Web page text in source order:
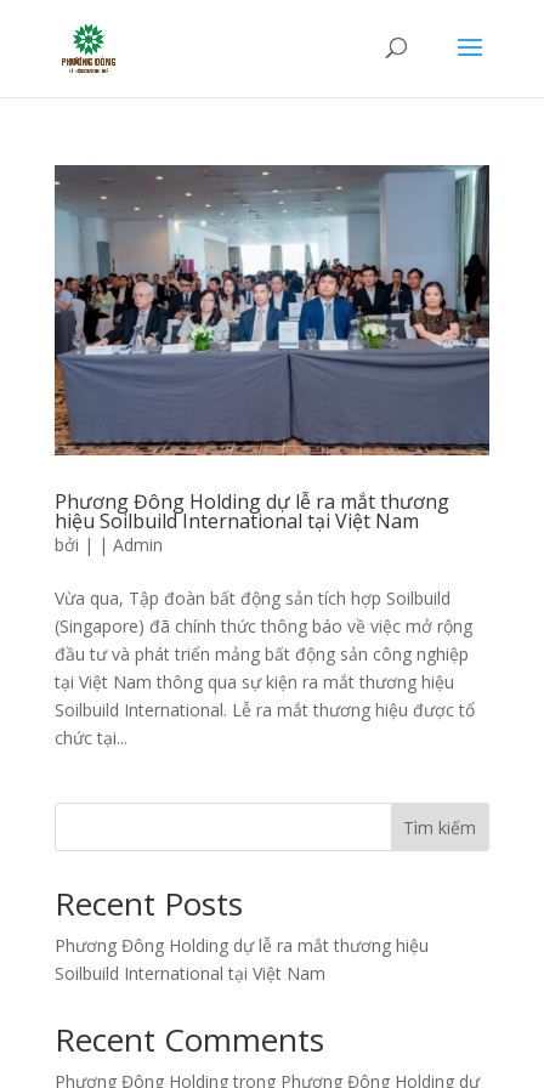
Phương Đông Holding dự lễ ra mắt thương
hiệu Soilbuild International tại Việt Nam
bởi | | Admin
Vừa qua, Tập đoàn bất động sản tích hợp Soilbuild
(Singapore) đã chính thức thông báo về việc mở rộng
đầu tư và phát triển mảng bất động sản công nghiệp
tại Việt Nam thông qua sự kiện ra mắt thương hiệu
Soilbuild International. Lễ ra mắt thương hiệu được tổ
chức tại...
Tìm kiếm
Recent Posts
Phương Đông Holding dự lễ ra mắt thương hiệu
Soilbuild International tại Việt Nam
Recent Comments
Phương Đông Holdingtrong Phương Đông Holding dự